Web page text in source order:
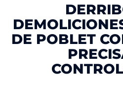
DE POBLET